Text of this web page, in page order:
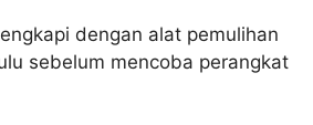
dengan alat pemulihan
sebelum mencoba perangkat